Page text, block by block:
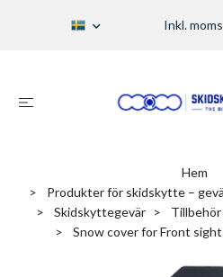
Inkl. moms
Hem
Produkter för skidskytte –
Skidskyttegevär
Snow cover for Front